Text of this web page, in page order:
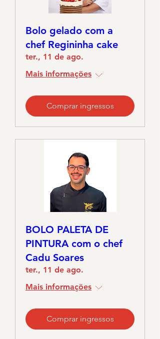
Bolo gelado com a
chef Regininha cake
ter., 11 de ago.
Mais informações
Comprar ingressos
BOLO PALETA DE
PINTURA com o chef
Cadu Soares
ter., 11 de ago.
Mais informações
Comprar ingressos